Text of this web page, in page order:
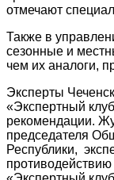
отмечают
Также в
сезонные и
чем их аналоги,
Эксперты
«Экспертный
рекомендации.
председателя
Республики,